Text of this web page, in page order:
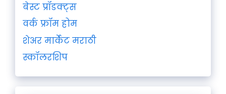
बेस्ट प्रॉडक्ट्स
वर्क फ्रॉम होम
शेअर मार्केट मराठी
स्कॉलरशिप